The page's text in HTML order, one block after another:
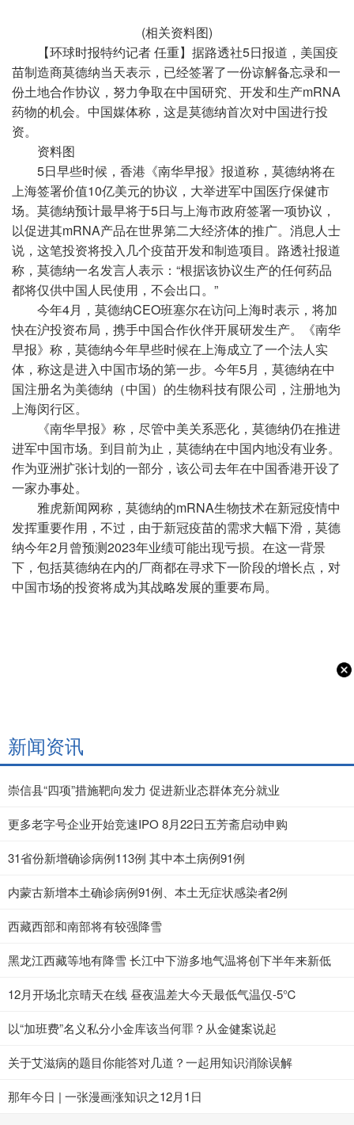
(相关资料图)
【环球时报特约记者 任重】据路透社5日报道，美国疫
苗制造商莫德纳当天表示，已经签署了一份谅解备忘录和一
份土地合作协议，努力争取在中国研究、开发和生产mRNA
药物的机会。中国媒体称，这是莫德纳首次对中国进行投
资。
资料图
5日早些时候，香港《南华早报》报道称，莫德纳将在
上海签署价值10亿美元的协议，大举进军中国医疗保健市
场。莫德纳预计最早将于5日与上海市政府签署一项协议，
以促进其mRNA产品在世界第二大经济体的推广。消息人士
说，这笔投资将投入几个疫苗开发和制造项目。路透社报道
称，莫德纳一名发言人表示：“根据该协议生产的任何药品
都将仅供中国人民使用，不会出口。”
今年4月，莫德纳CEO班塞尔在访问上海时表示，将加
快在沪投资布局，携手中国合作伙伴开展研发生产。《南华
早报》称，莫德纳今年早些时候在上海成立了一个法人实
体，称这是进入中国市场的第一步。今年5月，莫德纳在中
国注册名为美德纳（中国）的生物科技有限公司，注册地为
上海闵行区。
《南华早报》称，尽管中美关系恶化，莫德纳仍在推进
进军中国市场。到目前为止，莫德纳在中国内地没有业务。
作为亚洲扩张计划的一部分，该公司去年在中国香港开设了
一家办事处。
雅虎新闻网称，莫德纳的mRNA生物技术在新冠疫情中
发挥重要作用，不过，由于新冠疫苗的需求大幅下滑，莫德
纳今年2月曾预测2023年业绩可能出现亏损。在这一背景
下，包括莫德纳在内的厂商都在寻求下一阶段的增长点，对
中国市场的投资将成为其战略发展的重要布局。
新闻资讯
崇信县“四项”措施靶向发力 促进新业态群体充分就业
更多老字号企业开始竞速IPO 8月22日五芳斋启动申购
31省份新增确诊病例113例 其中本土病例91例
内蒙古新增本土确诊病例91例、本土无症状感染者2例
西藏西部和南部将有较强降雪
黑龙江西藏等地有降雪 长江中下游多地气温将创下半年来新低
12月开场北京晴天在线 昼夜温差大今天最低气温仅-5℃
以“加班费”名义私分小金库该当何罪？从金健案说起
关于艾滋病的题目你能答对几道？一起用知识消除误解
那年今日 | 一张漫画涨知识之12月1日